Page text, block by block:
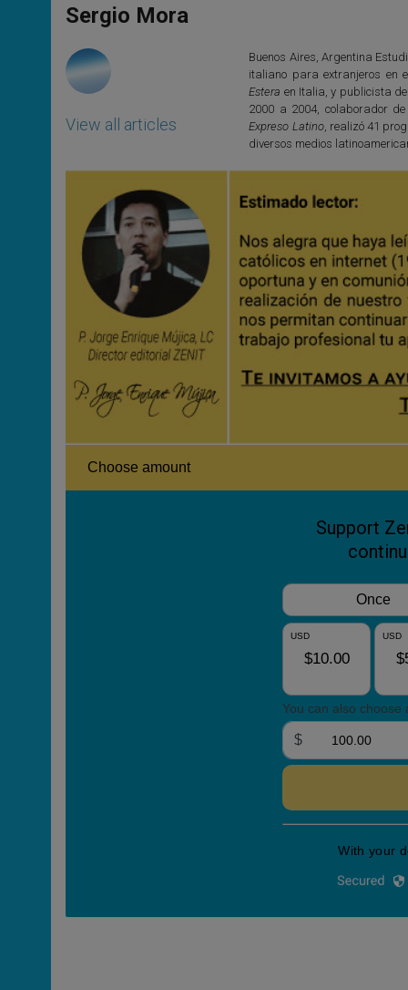
p
p
g
e
o
k
Sergio Mora
View all articles
Buenos Aires, Argentina
italiano para extranjeros en
Estera en Italia, y publicista
2000 a 2004, colaborador
Expreso Latino, realizó 41
diversos medios